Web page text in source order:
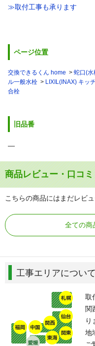
≫取付工事も承ります
ページ位置
交換できるくん home 蛇口(水
ル一般水栓
LIXIL(INAX) キッ
合栓
旧品番
―
商品レビュー・口コミ
こちらの商品にはまだレビ
全ての商
工事エリアについて
取
関
り
地
ご